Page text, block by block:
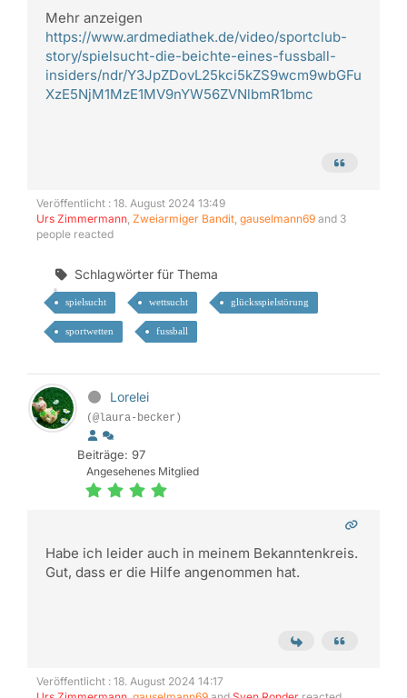
Mehr anzeigen
https://www.ardmediathek.de/video/sportclub-
story/spielsucht-die-beichte-eines-fussball-
insiders/ndr/Y3JpZDovL25kci5kZS9wcm9wbGFu
XzE5NjM1MzE1MV9nYW56ZVNlbmR1bmc
Veröffentlicht : 18. August 2024 13:49
Urs Zimmermann, Zweiarmiger Bandit, gauselmann69 and 3
people reacted
Schlagwörter für Thema
spielsucht wettsucht glücksspielstörung
sportwetten fussball
Lorelei
(@laura-becker)
Beiträge: 97
Angesehenes Mitglied
Habe ich leider auch in meinem Bekanntenkreis.
Gut, dass er die Hilfe angenommen hat.
Veröffentlicht : 18. August 2024 14:17